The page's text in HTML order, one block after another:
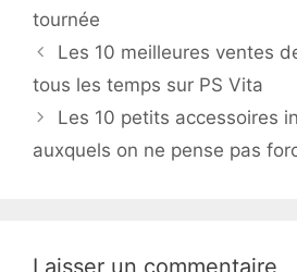
tournée
Les 10 meilleures ventes
tous les temps sur PS Vita
Les 10 petits accessoires
auxquels on ne pense pas
Laisser un commentaire